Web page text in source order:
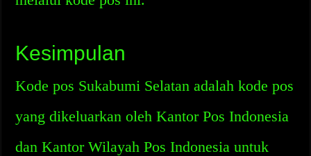
Kesimpulan
Kode pos Sukabumi Selatan adalah kode pos
yang dikeluarkan oleh Kantor Pos Indonesia
dan Kantor Wilayah Pos Indonesia untuk